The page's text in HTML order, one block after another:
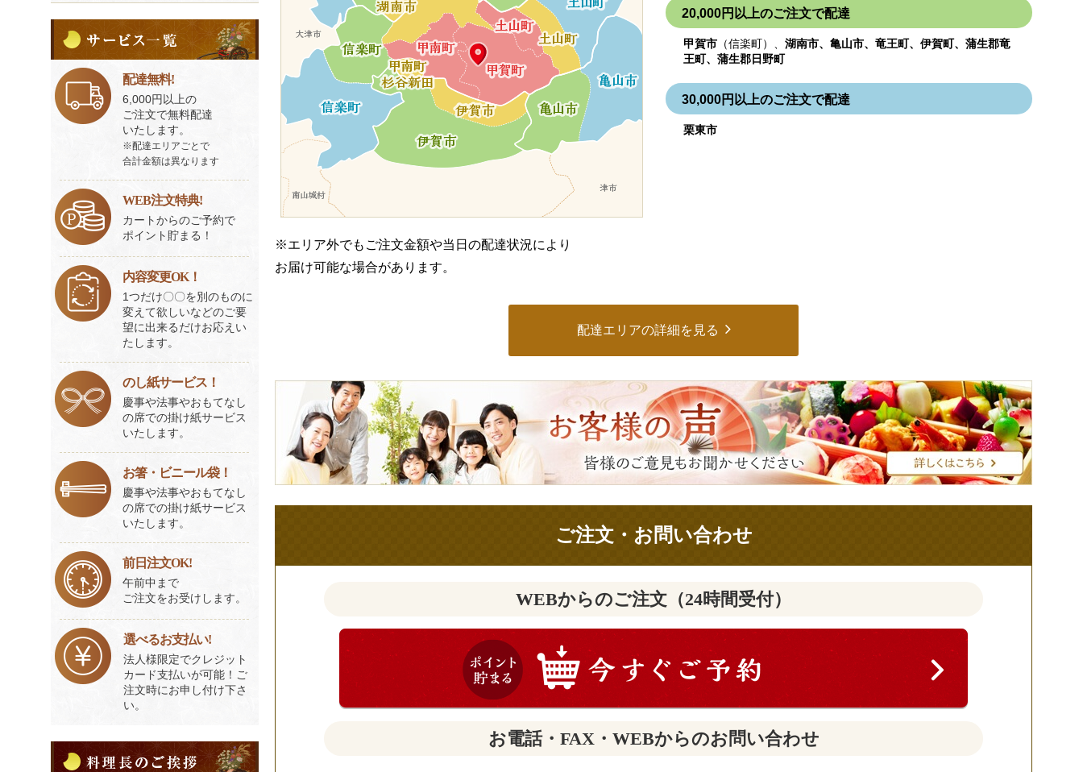
※エリア外でもご注文金額や当日の配達状況により
お届け可能な場合があります。
20,000円以上のご注文で配達
甲賀市 （信楽町）、 湖南市、亀山市、竜王町、伊賀町、蒲生郡竜
王町、蒲生郡日野町
30,000円以上のご注文で配達
栗東市
配達エリアの詳細を見る
ご
意
見
も
か
ご注文・お問い合わせ
WEBからのご注文（24時間受付）
お電話・FAX・WEBからのお問い合わせ
ー
ビ
ス
一
覧
配達無料!
6,000円以上の
ご注文で無料配達
いたします。
※配達エリアごとで
合計金額は異なります
WEB注文特典!
カートからのご予約で
ポイント貯まる！
内容変更OK！
1つだけ〇〇を別のものに
変えて欲しいなどのご要
望に出来るだけお応えい
たします。
のし紙サービス！
慶事や法事やおもてなし
の席での掛け紙サービス
いたします。
お箸・ビニール袋！
慶事や法事やおもてなし
の席での掛け紙サービス
いたします。
前日注文OK!
午前中まで
ご注文をお受けします。
選べるお支払い!
法人様限定でクレジット
カード支払いが可能！ご
注文時にお申し付け下さ
い。
理